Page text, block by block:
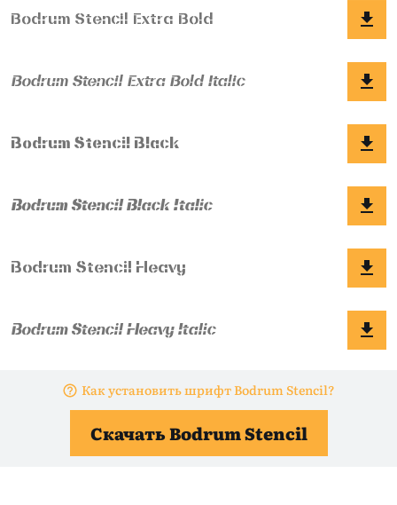
Как установить шрифт Bodrum Stencil?
Скачать Bodrum Stencil